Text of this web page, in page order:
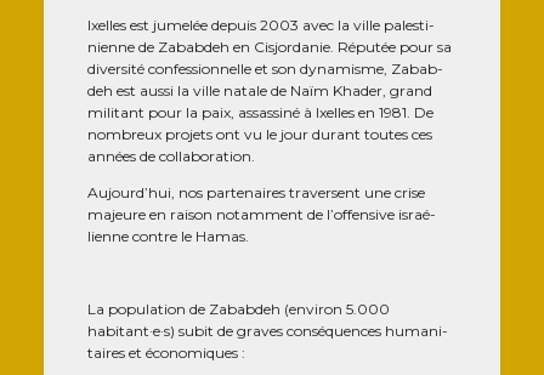
Ixelles est jume­lée depuis 2003 avec la ville pales­ti­
nienne de Zabab­deh en Cis­jor­da­nie. Répu­tée pour sa
diver­si­té confes­sion­nelle et son dyna­misme, Zabab­
deh est aus­si la ville natale de Naïm Kha­der, grand
mili­tant pour la paix, assas­si­né à Ixelles en 1981. De
nom­breux pro­jets ont vu le jour durant toutes ces
années de collaboration.
Aujourd’hui, nos par­te­naires tra­versent une crise
majeure en rai­son notam­ment de l’offensive israé­
lienne contre le Hamas.
La popu­la­tion de Zabab­deh (envi­ron 5.000
habitant·e·s) subit de graves consé­quences huma­ni­
taires et économiques :